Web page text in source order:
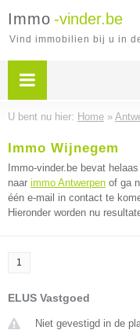
Immo -vinder.be
Vind immobilien bij u in
U bent nu hier: Home »
Immo Wijnegem
Immo-vinder.be bevat
naar immo Antwerpen of ga
één e-mail in contact te
Hieronder worden nu
1
ELUS Vastgoed
Niet gevestigd in de